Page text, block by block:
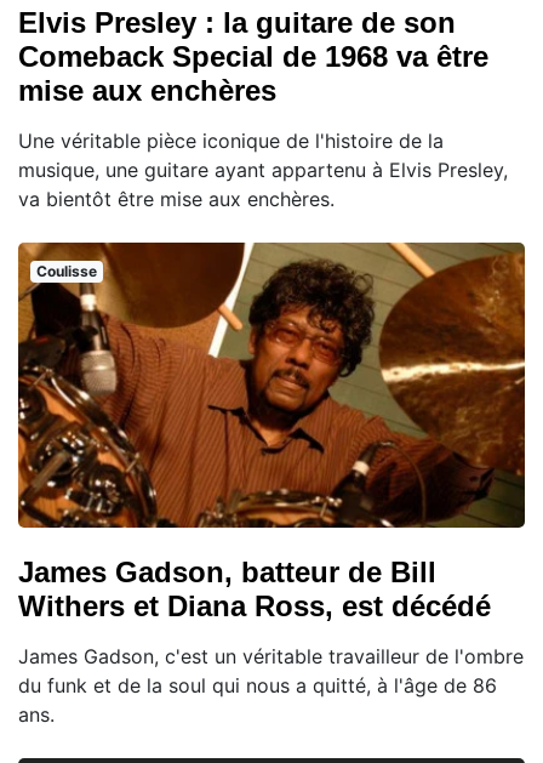
Elvis Presley : la guitare de son
Comeback Special de 1968 va être
mise aux enchères
Une véritable pièce iconique de l'histoire de la
musique, une guitare ayant appartenu à Elvis Presley,
va bientôt être mise aux enchères.
Coulisse
James Gadson, batteur de Bill
Withers et Diana Ross, est décédé
James Gadson, c'est un véritable travailleur de l'ombre
du funk et de la soul qui nous a quitté, à l'âge de 86
ans.